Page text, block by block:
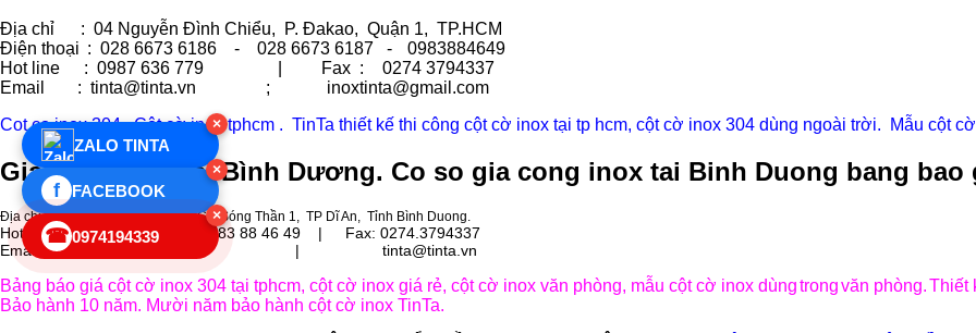
×
ZALO TINTA
×
f FACEBOOK
×
☎0974194339
Địa chỉ
: 04 Nguyễn Đình Chiểu, P. Đakao, Quận 1, TP.HCM
Điện thoại : 028 6673 6186 - 028 6673 6187 -
0983884649
Hot line
: 0987 636 779 | Fax :
0274 3794337
Email
: tinta@tinta.vn ; inoxtinta@gmail.com
Cot co inox 304 . Cột cờ inox tphcm . TinTa thiết kế thi công cột cờ inox tại tp hcm, cột cờ inox 304 dùng ngoài trời. Mẫu cột
Gia công inox tại Bình Dương. Co so gia cong inox tai Binh Duong bang bao
Địa chỉ : Lô 3, Đường số 10, KCN Sóng Thần 1, TP Dĩ An, Tỉnh Bình Duong.
Hot line : 0987 636 779 | 0983 88 46 49 |
Fax: 0274.3794337
Email : inoxtinta@gmail.com | tinta@tinta.vn
Bảng báo giá cột cờ inox 304 tại tphcm, cột cờ inox giá rẻ, cột cờ inox văn phòng, mẫu cột cờ inox dùngtrongvăn phòng.Thiết
Bảo hành 10 năm. Mười năm bảo hành cột cờ inox TinTa.